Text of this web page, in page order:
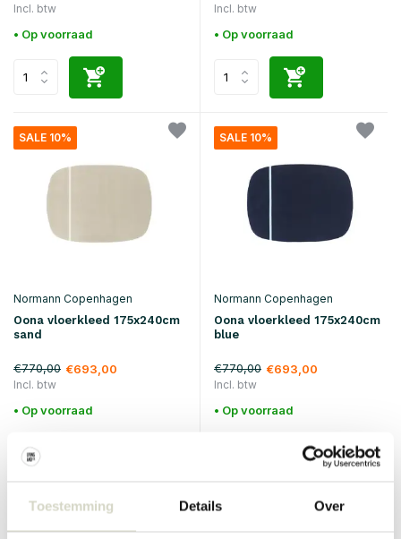
Toestemming Details Over
Incl. btw
• Op voorraad
Incl. btw
• Op voorraad
SALE 10%
Normann Copenhagen
Oona vloerkleed 175x240cm
sand
€770,00 €693,00
Incl. btw
• Op voorraad
SALE 10%
Normann Copenhagen
Oona vloerkleed 175x240cm
blue
€770,00 €693,00
Incl. btw
• Op voorraad
SALE 10% SALE 10%